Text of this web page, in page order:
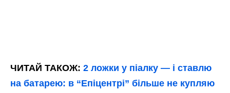
ЧИТАЙ ТАКОЖ: 2 ложки у піалку — і ставлю
на батарею: в “Епіцентрі” більше не купляю